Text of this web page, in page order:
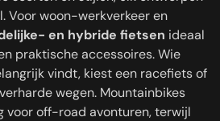
Voor woon-werkverkeer en
en hybride fietsen ideaal
praktische accessoires. Wie
vindt, kiest een racefiets of
wegen. Mountainbikes
voor off-road avonturen, terwijl